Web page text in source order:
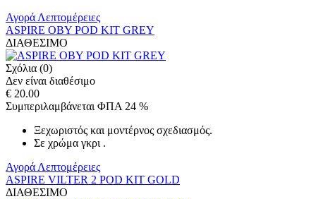
Αγορά Λεπτομέρειες
ASPIRE OBY POD KIT GREY
ΔΙΑΘΕΣΙΜΟ
Σχόλια (0)
Δεν είναι διαθέσιμο
€ 20.00
Συμπεριλαμβάνεται ΦΠΑ 24 %
Ξεχωριστός και μοντέρνος σχεδιασμός.
Σε χρώμα γκρι .
Αγορά Λεπτομέρειες
ASPIRE VILTER 2 POD KIT GOLD
ΔΙΑΘΕΣΙΜΟ